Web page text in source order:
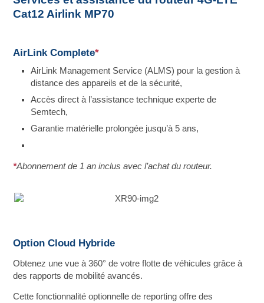
Cat12 Airlink MP70
AirLink Complete*
AirLink Management Service (ALMS) pour la gestion à
distance des appareils et de la sécurité,
Accès direct à l’assistance technique experte de
Semtech,
Garantie matérielle prolongée jusqu’à 5 ans,
*Abonnement de 1 an inclus avec l’achat du routeur.
Option Cloud Hybride
Obtenez une vue à 360° de votre flotte de véhicules grâce à
des rapports de mobilité avancés.
Cette fonctionnalité optionnelle de reporting offre des